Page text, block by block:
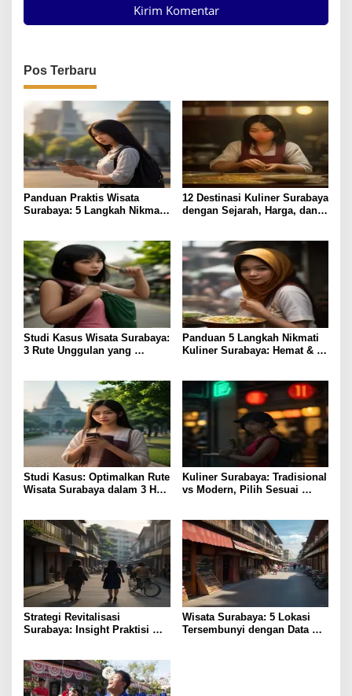
Pos Terbaru
Panduan Praktis Wisata
Surabaya: 5 Langkah Nikmati
12 Destinasi Kuliner Surabaya
dengan Sejarah, Harga, dan
Studi Kasus Wisata Surabaya:
3 Rute Unggulan yang
Panduan 5 Langkah Nikmati
Kuliner Surabaya: Hemat &
Studi Kasus: Optimalkan Rute
Wisata Surabaya dalam 3 Hari
Kuliner Surabaya: Tradisional
vs Modern, Pilih Sesuai
Strategi Revitalisasi
Surabaya: Insight Praktisi
Wisata Surabaya: 5 Lokasi
Tersembunyi dengan Data